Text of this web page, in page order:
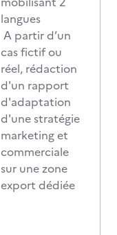
langues
A partir d’un
cas fictif ou
réel, rédaction
d'un rapport
d'adaptation
d'une stratégie
marketing et
commerciale
sur une zone
export dédiée